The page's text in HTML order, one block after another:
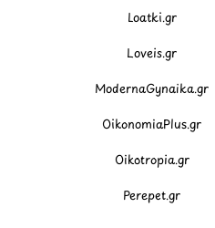
Loatki.gr
Loveis.gr
ModernaGynaika.gr
OikonomiaPlus.gr
Oikotropia.gr
Perepet.gr